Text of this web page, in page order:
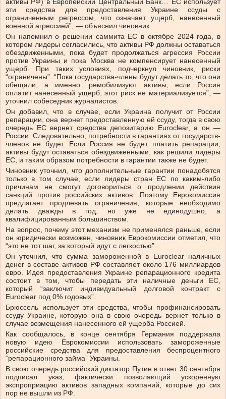
активы РФ) в Европейский Центральный Банк… ЕС использует
эти средства для предоставления Украине ссуды с
ограниченным регрессом, что означает ущерб, нанесенный
военной агрессией”, — объяснил чиновник.
Он напомнил о решении саммита ЕС в октябре 2024 года, в
котором лидеры согласились, что активы РФ должны оставаться
обездвиженными, пока будет продолжаться агрессия России
против Украины и пока Москва не компенсирует нанесенный
ущерб. При таких условиях, подчеркнул чиновник, риски
“ограничены”. “Пока государства-члены будут делать то, что они
обещали, а именно: ремобилизуют активы, если Россия
оплатит нанесенный ущерб, этот риск не материализуется”, —
уточнил собеседник журналистов.
Он добавил, что в случае, если Украина получит от России
репарации, она вернет предоставленную ей ссуду, тогда в свою
очередь ЕС вернет средства депозитарию Euroclear, а он —
России. Следовательно, потребности в гарантиях от государств-
членов не будет. Если Россия не будет платить репарации,
активы будут оставаться обездвиженными, как решили лидеры
ЕС, и таким образом потребности в гарантии также не будет.
Чиновник уточнил, что дополнительные гарантии понадобятся
только в том случае, если лидеры стран ЕС по каким-либо
причинам не смогут договориться о продлении действия
санкций против российских активов. Поэтому Еврокомиссия
предлагает продлевать ограничения, которые необходимо
делать дважды в год, но уже не единодушно, а
квалифицированным большинством.
На вопрос, почему этот механизм не применялся раньше, если
он юридически возможен, чиновник Еврокомиссии отметил, что
“это не тот шаг, за который идут с легкостью”.
Он уточнил, что сумма замороженной в Euroclear наличных
денег в составе активов РФ составляет около 176 миллиардов
евро. Идея предоставления Украине репарационного кредита
состоит в том, чтобы передать эти наличные деньги ЕС,
который “заключит индивидуальный долговой контракт с
Euroclear под 0% годовых”.
Брюссель использует эти средства, чтобы профинансировать
ссуду Украине, которую она в свою очередь вернет только в
случае возмещения нанесенного ей ущерба Россией.
Как сообщалось, в конце сентября Германия поддержала
новую идею Еврокомиссии использовать замороженные
российские средства для предоставления беспроцентного
“репарационного займа” Украины.
В свою очередь российский диктатор Путин в ответ 30 сентября
подписал указ, фактически позволяющий ускоренную
экспроприацию активов западных компаний, которые до сих
пор не вышли из РФ.